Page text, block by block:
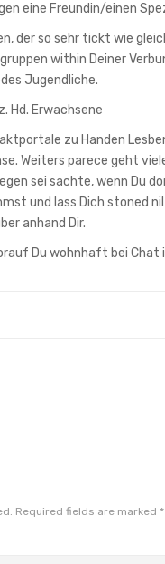
eine Freundin/einen
der so sehr tickt wie
within Deiner
Jugendliche.
Hd. Erwachsene
zu Handen
Weiters parece geht
sei sachte, wenn Du
und lass Dich
anhand Dir.
Du wohnhaft bei
Required fields are marked *